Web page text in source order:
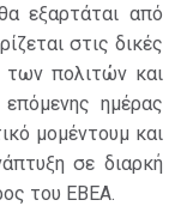
εξαρτάται από
στις δικές
των πολιτών και
ημέρας
μομέντουμ και
σε διαρκή
του ΕΒΕΑ.